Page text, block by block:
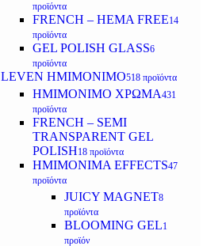
προϊόντα
FRENCH – HEMA FREE14
προϊόντα
GEL POLISH GLASS6
προϊόντα
LEVEN ΗΜΙΜΟΝΙΜΟ518 προϊόντα
ΗΜΙΜΟΝΙΜΟ ΧΡΩΜΑ431
προϊόντα
FRENCH – SEMI
TRANSPARENT GEL
POLISH18 προϊόντα
HMIMONIMA EFFECTS47
προϊόντα
JUICY MAGNET8
προϊόντα
BLOOMING GEL1
προϊόν